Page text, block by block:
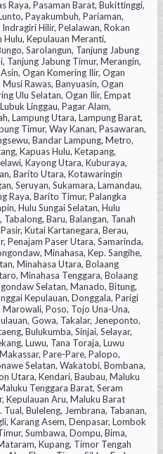
Raya, Pasaman Barat, Bukittinggi,
Payakumbuh, Pariaman,
Hilir, Pelalawan, Rokan
Hulu, Kepulauan Meranti,
Sarolangun, Tanjung Jabung
Tanjung Jabung Timur, Merangin,
Ogan Komering Ilir, Ogan
Rawas, Banyuasin, Ogan
Ulu Selatan, Ogan Ilir, Empat
Linggau, Pagar Alam,
Lampung Utara, Lampung Barat,
Timur, Way Kanan, Pasawaran,
Bandar Lampung, Metro,
Kapuas Hulu, Ketapang,
Kayong Utara, Kuburaya,
Barito Utara, Kotawaringin
Seruyan, Sukamara, Lamandau,
Raya, Barito Timur, Palangka
Hulu Sungai Selatan, Hulu
Baru, Balangan, Tanah
Kutai Kartanegara, Berau,
Penajam Paser Utara, Samarinda,
Minahasa, Kep. Sangihe,
Minahasa Utara, Bolaang
Minahasa Tenggara, Bolaang
Selatan, Manado, Bitung,
Kepulauan, Donggala, Parigi
Poso, Tojo Una-Una,
Gowa, Takalar, Jeneponto,
Bulukumba, Sinjai, Selayar,
Luwu, Tana Toraja, Luwu
Pare-Pare, Palopo,
Selatan, Wakatobi, Bombana,
Utara, Kendari, Baubau, Maluku
Tenggara Barat, Seram
Kepulauan Aru, Maluku Barat
Buleleng, Jembrana, Tabanan,
Karang Asem, Denpasar, Lombok
Sumbawa, Dompu, Bima,
Kupang, Timor Tengah